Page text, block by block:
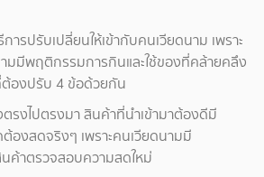
รปรับเปลี่ยนให้เข้ากับคนเวียดนาม เพราะ
มมีพฤติกรรมการกินและใช้ของที่คล้ายคลึง
องปรับ 4 ข้อด้วยกัน
รงไปตรงมา สินค้าที่นำเข้ามาต้องดีมี
งสดจริงๆ เพราะคนเวียดนามมี
าตรวจสอบความสดใหม่